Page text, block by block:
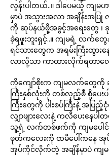
လွန်းပါတယ်..။ ဒါပေမယ့် ကျမ
မှာပဲ အသွားအလာ အချိန်းအပ
ကို ဆုပ်နယ်ဖို့အခွင့်အရေးတွေ ၊ ခု
ခဲ့ရဖူးဘူးရှင့်..။ ကျမရဲ့ လက်
ရင်သားတွေက အရမ်းကြီးထွား
လာလို့သာ ကာထားလိုက်ရတာလ
ကိုကျော်စိုးက ကျမလက်တွေကို
ကြီးနှစ်လုံးကို တစ်လှည့်စီ စို့ပေး
ကြီးတွေကို ပါးစပ်ကြီးနဲ့ အပြ
လျှာဖျားလေးနဲ့ ကလိပေးနေပ
သူ့ရဲ့ လက်တစ်ဖက်ကို ကျမပေါင်က
ဖုတ်ကလေးကို ထမီပေါ်ကနေ အု
အုပ်ကိုင်လိုက်တဲ့ အချိန်မှာပဲ ကျ